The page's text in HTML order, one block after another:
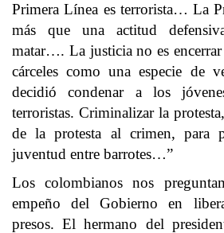
Primera Línea es terrorista… La
más que una actitud
matar…. La justicia no es
cárceles como una especie de
decidió condenar a los
terroristas. Criminalizar la
de la protesta al crimen, para
juventud entre barrotes…”
Los colombianos nos
empeño del Gobierno en
presos. El hermano del